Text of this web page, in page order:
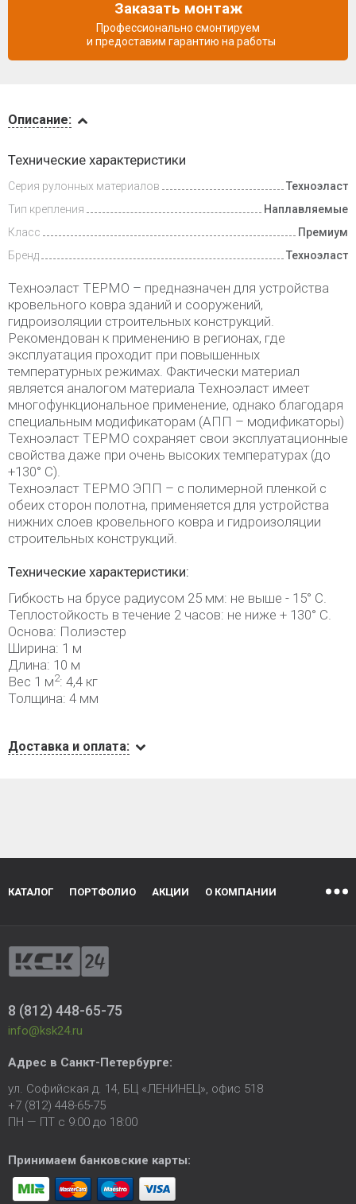
и оплата
Описание:
Технические характеристики
Серия рулонных материалов
Техноэласт
Тип крепления
Наплавляемые
Класс
Премиум
Бренд
Техноэласт
Техноэласт ТЕРМО – предназначен для устройства
кровельного ковра зданий и сооружений,
гидроизоляции строительных конструкций.
Рекомендован к применению в регионах, где
эксплуатация проходит при повышенных
температурных режимах. Фактически материал
является аналогом материала Техноэласт имеет
многофункциональное применение, однако благодаря
специальным модификаторам (АПП – модификаторы)
Техноэласт ТЕРМО сохраняет свои эксплуатационные
свойства даже при очень высоких температурах (до
+130° С).
Техноэласт ТЕРМО ЭПП – с полимерной пленкой с
обеих сторон полотна, применяется для устройства
нижних слоев кровельного ковра и гидроизоляции
строительных конструкций.
Технические характеристики:
Гибкость на брусе радиусом 25 мм: не выше - 15° С.
Теплостойкость в течение 2 часов: не ниже + 130° С.
Основа: Полиэстер
Ширина: 1 м
Длина: 10 м
Вес 1 м2: 4,4 кг
Толщина: 4 мм
Доставка и оплата:
Заказать монтаж
Профессионально смонтируем
и предоставим гарантию на работы
КАТАЛОГ ПОРТФОЛИО АКЦИИ О КОМПАНИИ
8 (812) 448-65-75
info@ksk24.ru
Адрес в Санкт-Петербурге:
ул. Софийская д. 14, БЦ «ЛЕНИНЕЦ», офис 518
+7 (812) 448-65-75
ПН — ПТ с 9:00 до 18:00
Принимаем банковские карты: